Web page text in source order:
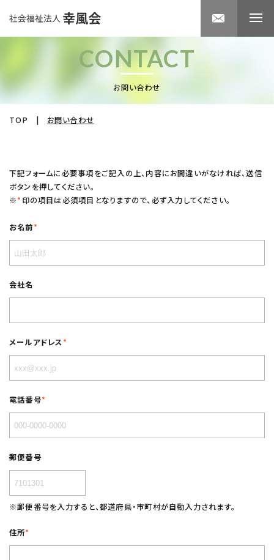
CONTACT
お問い合わせ
TOP | お問い合わせ
下記フォームに必要事項をご記入の上、内容にお間違いがなければ、送信
ボタンを押してください。
※*印の項目は必須項目となりますので、必ず入力してください。
お名前*
会社名
メールアドレス*
電話番号*
郵便番号
※郵便番号を入力すると、都道府県・市町村が自動入力されます。
住所*